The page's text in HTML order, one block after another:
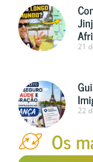
21
22
Os